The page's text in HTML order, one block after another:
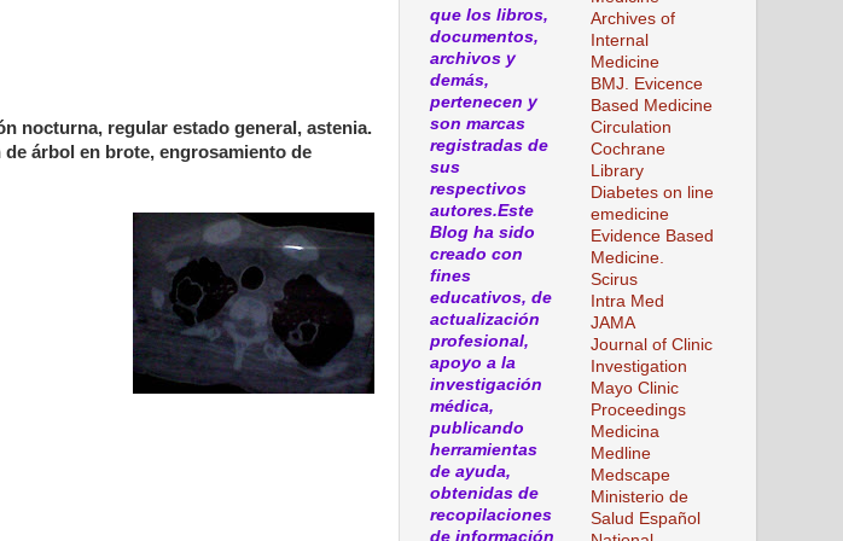
nocturna, regular estado general, astenia.
árbol en brote, engrosamiento de
que los libros,
documentos,
archivos y
demás,
pertenecen y
son marcas
registradas de
sus
respectivos
autores.Este
Blog ha sido
creado con
fines
educativos, de
actualización
profesional,
apoyo a la
investigación
médica,
publicando
herramientas
de ayuda,
obtenidas de
recopilaciones
de información
Archives of
Internal
Medicine
BMJ. Evicence
Based Medicine
Circulation
Cochrane
Library
Diabetes on line
emedicine
Evidence Based
Medicine.
Scirus
Intra Med
JAMA
Journal of Clinic
Investigation
Mayo Clinic
Proceedings
Medicina
Medline
Medscape
Ministerio de
Salud Español